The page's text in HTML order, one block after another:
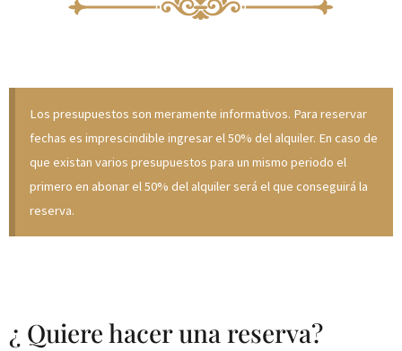
Los presupuestos son meramente informativos. Para reservar
fechas es imprescindible ingresar el 50% del alquiler. En caso de
que existan varios presupuestos para un mismo periodo el
primero en abonar el 50% del alquiler será el que conseguirá la
reserva.
¿ Quiere hacer una reserva?